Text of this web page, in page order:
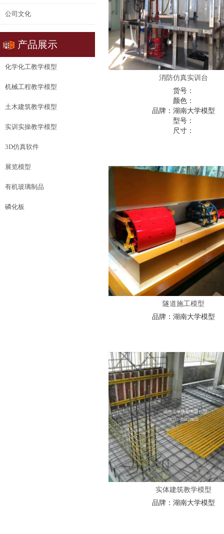
公司文化
产品展示
化学化工教学模型
机械工程教学模型
土木建筑教学模型
实训实操教学模型
3D仿真软件
展览模型
有机玻璃制品
磷化板
消防仿真实训台
货号：
颜色：
品牌： 湖南大学模型
型号：
尺寸：
隧道施工模型
品牌： 湖南大学模型
实体建筑教学模型
品牌： 湖南大学模型